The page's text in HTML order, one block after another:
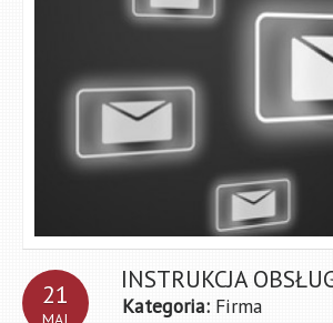
21 INSTRUKCJA
Kategoria: Firma